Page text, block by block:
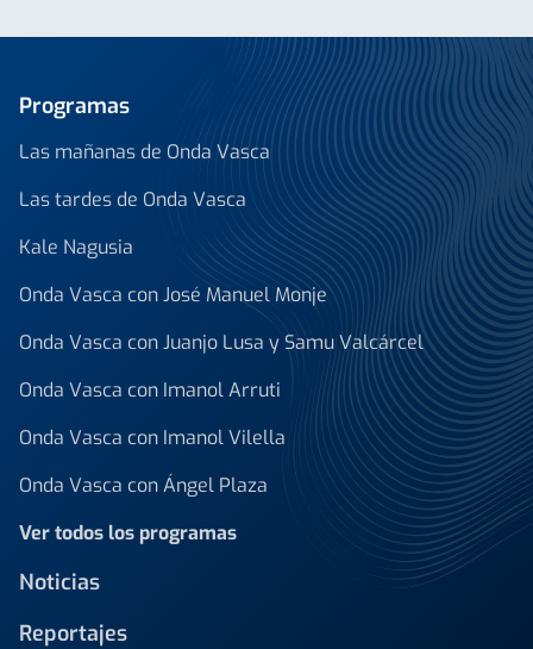
Programas
Las mañanas de Onda Vasca
Las tardes de Onda Vasca
Kale Nagusia
Onda Vasca con José Manuel Monje
Onda Vasca con Juanjo Lusa y Samu Valcárcel
Onda Vasca con Imanol Arruti
Onda Vasca con Imanol Vilella
Onda Vasca con Ángel Plaza
Ver todos los programas
Noticias
Reportajes